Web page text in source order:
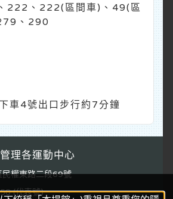
222、222(區間車)、49(區
、290
車4號出口步行約7分鐘
理各運動中心
權東路二段69號
(代表號)